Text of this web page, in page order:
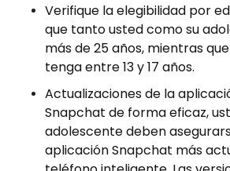
Verifique la elegibilidad por
que tanto usted como su
más de 25 años, mientras
tenga entre 13 y 17 años.
Actualizaciones de la
Snapchat de forma eficaz,
adolescente deben
aplicación Snapchat más